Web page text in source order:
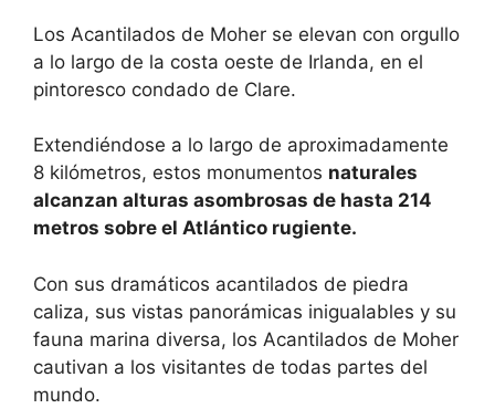
Los Acantilados de Moher se elevan con orgullo
a lo largo de la costa oeste de Irlanda, en el
pintoresco condado de Clare.
Extendiéndose a lo largo de aproximadamente
8 kilómetros, estos monumentos naturales
alcanzan alturas asombrosas de hasta 214
metros sobre el Atlántico rugiente.
Con sus dramáticos acantilados de piedra
caliza, sus vistas panorámicas inigualables y su
fauna marina diversa, los Acantilados de Moher
cautivan a los visitantes de todas partes del
mundo.